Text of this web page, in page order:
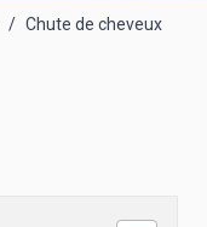
/ Chute de cheveux